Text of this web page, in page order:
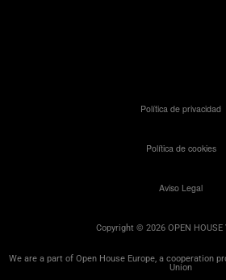
Política de privacidad
Política de cookies
Aviso Legal
Copyright © 2026 OPEN HOUSE
We are a part of Open House Europe, a cooperation
Union